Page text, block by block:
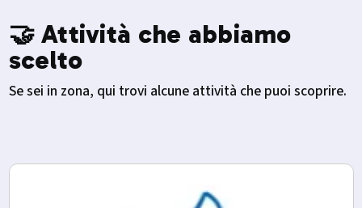
🤝 Attività che abbiamo
scelto
Se sei in zona, qui trovi alcune attività che puoi scoprire.